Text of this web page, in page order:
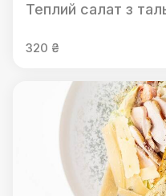
Теплий салат з
320 ₴